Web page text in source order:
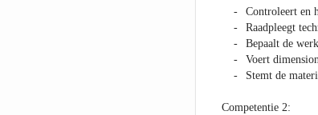
Controleert en
Raadpleegt
Bepaalt de
Voert
Stemt de
Competentie 2: